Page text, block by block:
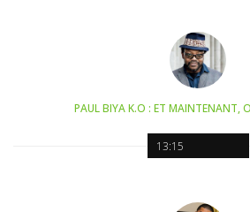
13:15
PAUL BIYA K.O : ET MAINTENANT,